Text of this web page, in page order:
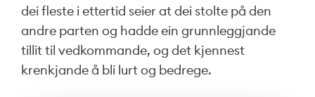
dei fleste i ettertid seier at dei stolte på den
andre parten og hadde ein grunnleggjande
tillit til vedkommande, og det kjennest
krenkjande å bli lurt og bedrege.